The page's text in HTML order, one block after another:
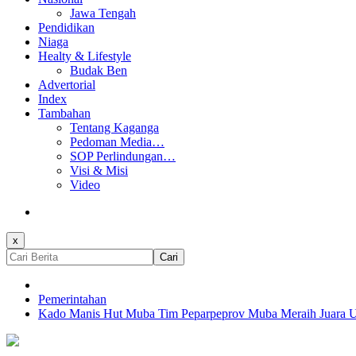
Jawa Tengah
Pendidikan
Niaga
Healty & Lifestyle
Budak Ben
Advertorial
Index
Tambahan
Tentang Kaganga
Pedoman Media…
SOP Perlindungan…
Visi & Misi
Video
x
Cari
Pemerintahan
Kado Manis Hut Muba Tim Peparpeprov Muba Meraih Juara